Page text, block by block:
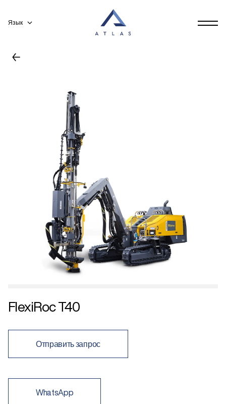
Язык
←
FlexiRoc T40
Отправить запрос
WhatsApp